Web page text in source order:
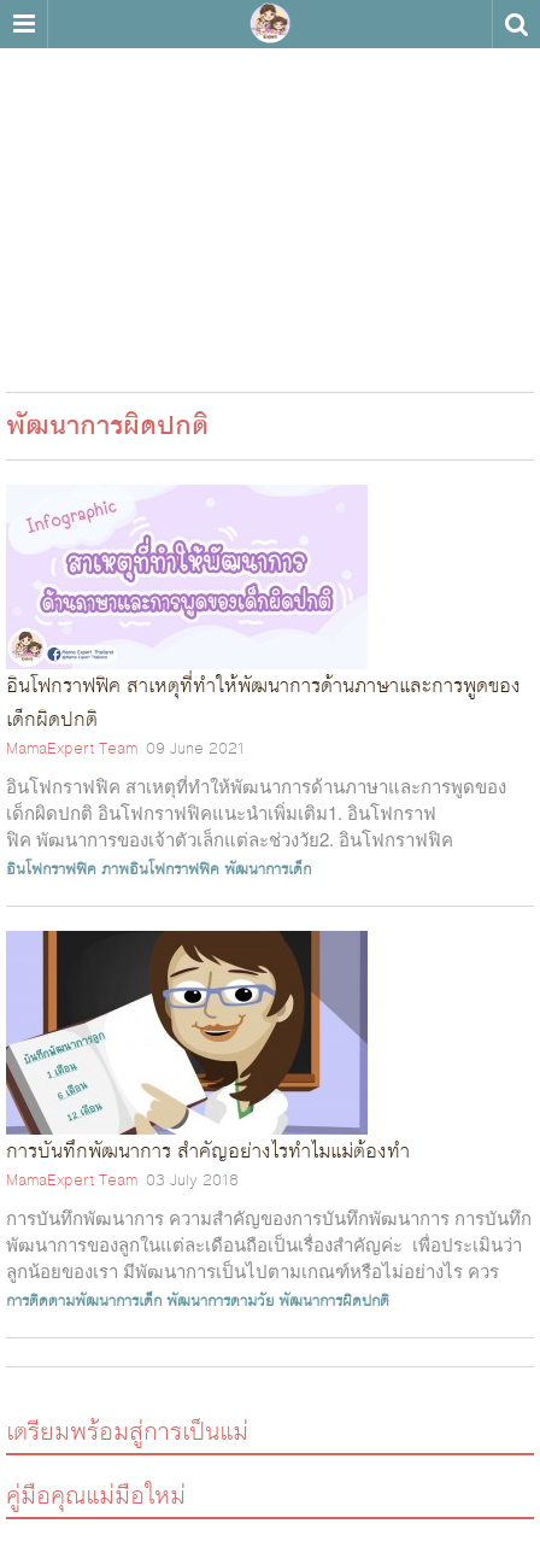
พัฒนาการผิดปกติ
อินโฟกราฟฟิค สาเหตุที่ทำให้พัฒนาการด้านภาษาและการพูดของ
เด็กผิดปกติ
MamaExpert Team 09 June 2021
อินโฟกราฟฟิค สาเหตุที่ทำให้พัฒนาการด้านภาษาและการพูดของ
เด็กผิดปกติ อินโฟกราฟฟิคแนะนำเพิ่มเติม1. อินโฟกราฟ
ฟิค พัฒนาการของเจ้าตัวเล็กแต่ละช่วงวัย2. อินโฟกราฟฟิค
พัฒนาการด้านภาษาและการพ...
อินโฟกราฟฟิคภาพอินโฟกราฟฟิคพัฒนาการเด็ก
การบันทึกพัฒนาการ สำคัญอย่างไรทำไมแม่ต้องทำ
MamaExpert Team 03 July 2018
การบันทึกพัฒนาการ ความสำคัญของการบันทึกพัฒนาการ การบันทึก
พัฒนาการของลูกในแต่ละเดือนถือเป็นเรื่องสำคัญค่ะ เพื่อประเมินว่า
ลูกน้อยของเรา มีพัฒนาการเป็นไปตามเกณฑ์หรือไม่อย่างไร ควร
ช่วยเติมเต็มห...
การติดตามพัฒนาการเด็กพัฒนาการตามวัยพัฒนาการผิดปกติ
เตรียมพร้อมสู่การเป็นแม่
คู่มือคุณแม่มือใหม่